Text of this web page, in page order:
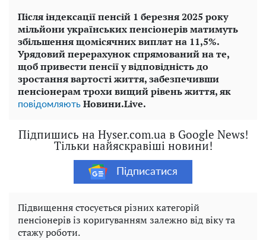
Після індексації пенсій 1 березня 2025 року
мільйони українських пенсіонерів матимуть
збільшення щомісячних виплат на 11,5%.
Урядовий перерахунок спрямований на те,
щоб привести пенсії у відповідність до
зростання вартості життя, забезпечивши
пенсіонерам трохи вищий рівень життя, як
повідомляють Новини.Live.
Підпишись на Hyser.com.ua в Google News!
Тільки найяскравіші новини!
Підписатися
Підвищення стосується різних категорій
пенсіонерів із коригуванням залежно від віку та
стажу роботи.